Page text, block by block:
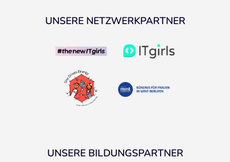
UNSERE NETZWERKPARTNER
UNSERE BILDUNGSPARTNER